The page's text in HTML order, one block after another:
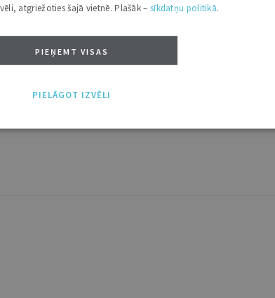
atgriežoties šajā vietnē. Plašāk – sīkdatņu politikā.
PIEŅEMT VISAS
PIELĀGOT IZVĒLI